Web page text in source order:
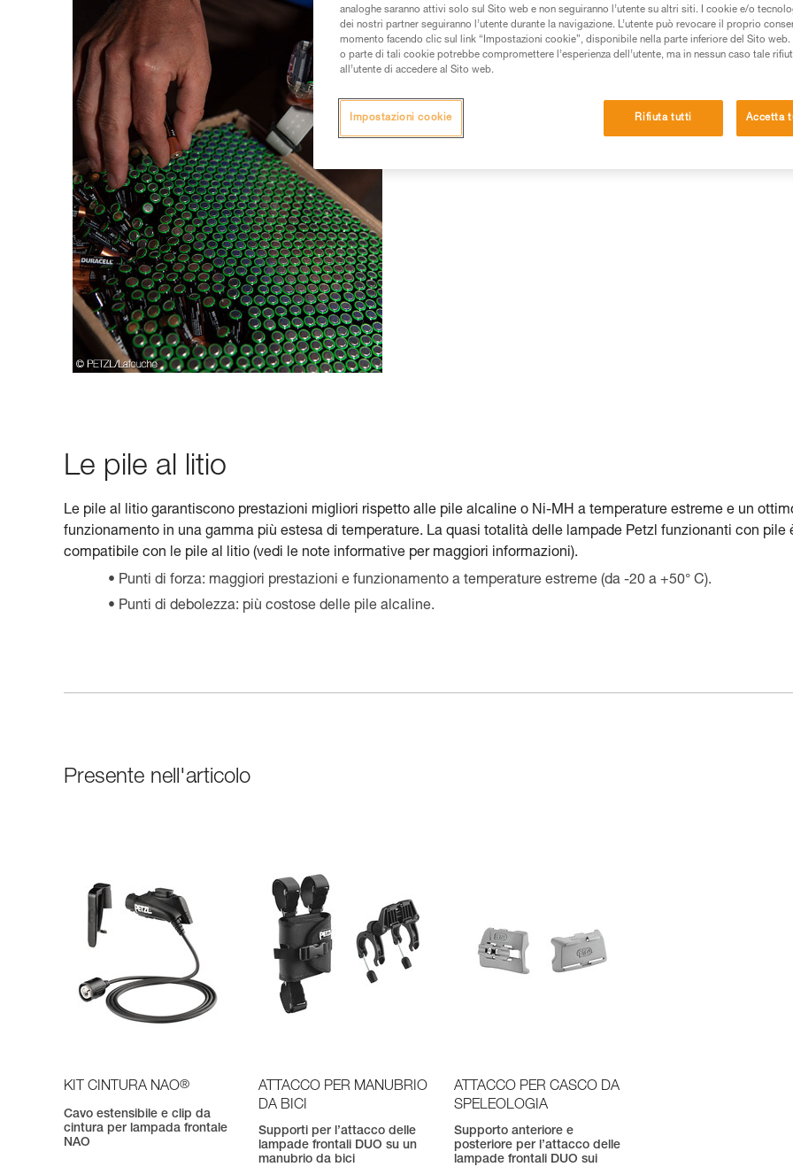
bene alla maggior parte dei dispositivi elettrici autonomi
Punti di forza: disponibilità, tempi di stoccaggio.
Punti di debolezza: devono essere sostituite regolarmente in
Le pile al litio
Le pile al litio garantiscono prestazioni migliori rispetto alle pile alcaline o Ni-MH a temperature estreme e un
funzionamento in una gamma più estesa di temperature. La quasi totalità delle lampade Petzl funzionanti con pile
compatibile con le pile al litio (vedi le note informative per maggiori informazioni).
Punti di forza: maggiori prestazioni e funzionamento a temperature estreme (da -20 a +50° C).
Punti di debolezza: più costose delle pile alcaline.
Presente nell'articolo
KIT CINTURA NAO®
Cavo estensibile e clip da
cintura per lampada frontale
NAO
ATTACCO PER MANUBRIO
DA BICI
Supporti per l’attacco delle
lampade frontali DUO su un
manubrio da bici
ATTACCO PER CASCO DA
SPELEOLOGIA
Supporto anteriore e
posteriore per l’attacco delle
lampade frontali DUO sui
analoghe saranno attivi solo sul Sito web e non seguiranno l’utente su altri siti. I cookie e/o
dei nostri partner seguiranno l’utente durante la navigazione. L’utente può revocare il proprio
momento facendo clic sul link “Impostazioni cookie”, disponibile nella parte inferiore del Sito
o parte di tali cookie potrebbe compromettere l’esperienza dell’utente, ma in nessun caso tale
all’utente di accedere al Sito web.
Rifiuta tutti Accetta
Impostazioni cookie